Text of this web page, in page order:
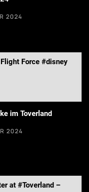
2024
Force #disney
im Toverland
2024
at #Toverland –